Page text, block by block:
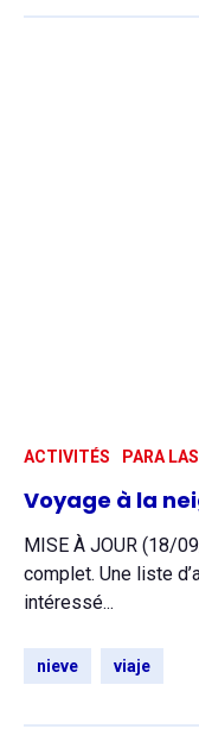
ACTIVITÉS PARA
Voyage à la
MISE À JOUR (18/
complet. Une liste
intéressé...
nieve viaje